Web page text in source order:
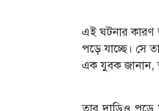
এই ঘটনার কারণ
পড়ে যাচ্ছে। সে
এক যুবক জানান,
তার দাড়িও পড়ে